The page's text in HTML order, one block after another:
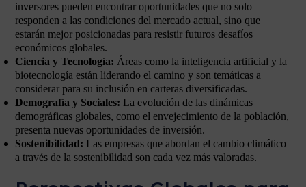
inversores pueden encontrar oportunidades que no solo
responden a las condiciones del mercado actual, sino que
estarán mejor posicionadas para resistir futuros desafíos
económicos globales.
Ciencia y Tecnología: Áreas como la inteligencia artificial y la
biotecnología están liderando el camino y son temáticas a
considerar para su inclusión en carteras diversificadas.
Demografía y Sociales: La evolución de las dinámicas
demográficas globales, como el envejecimiento de la población,
presenta nuevas oportunidades de inversión.
Sostenibilidad: Las empresas que abordan el cambio climático
a través de la sostenibilidad son cada vez más valoradas.